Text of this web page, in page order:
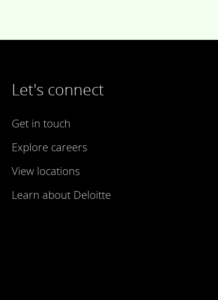
Let's connect
Get in touch
Explore careers
View locations
Learn about Deloitte